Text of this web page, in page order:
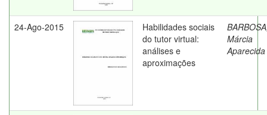
24-Ago-2015
Habilidades sociais
do tutor virtual:
análises e
aproximações
Márcia
Aparecida